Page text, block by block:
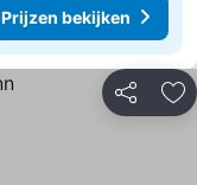
Prijzen bekijken
Delen